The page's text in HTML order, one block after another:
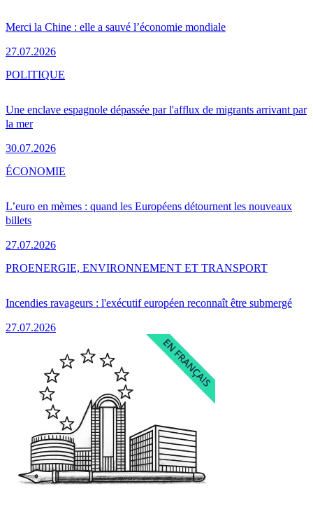
Merci la Chine : elle a sauvé l’économie mondiale
27.07.2026
Une enclave espagnole dépassée par l'afflux de migrants arrivant par
la mer
30.07.2026
POLITIQUE
L’euro en mèmes : quand les Européens détournent les nouveaux
billets
27.07.2026
ÉCONOMIE
Incendies ravageurs : l'exécutif européen reconnaît être submergé
27.07.2026
PROENERGIE, ENVIRONNEMENT ET TRANSPORT